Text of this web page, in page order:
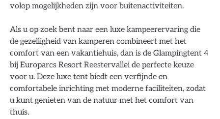
volop mogelijkheden zijn voor buitenactiviteiten.
Als u op zoek bent naar een luxe kampeerervaring die
de gezelligheid van kamperen combineert met het
comfort van een vakantiehuis, dan is de Glampingtent 4
bij Europarcs Resort Reestervallei de perfecte keuze
voor u. Deze luxe tent biedt een verfijnde en
comfortabele inrichting met moderne faciliteiten, zodat
u kunt genieten van de natuur met het comfort van
thuis.